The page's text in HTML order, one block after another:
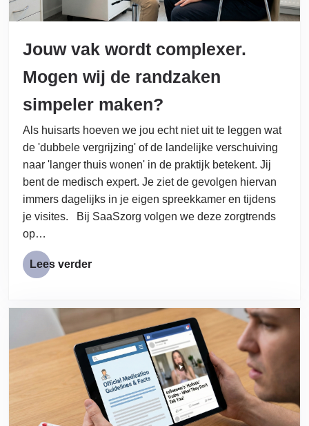
Jouw vak wordt complexer.
Mogen wij de randzaken
simpeler maken?
Als huisarts hoeven we jou echt niet uit te leggen wat
de 'dubbele vergrijzing' of de landelijke verschuiving
naar 'langer thuis wonen' in de praktijk betekent. Jij
bent de medisch expert. Je ziet de gevolgen hiervan
immers dagelijks in je eigen spreekkamer en tijdens
je visites. Bij SaaSzorg volgen we deze zorgtrends
op…
Lees verder